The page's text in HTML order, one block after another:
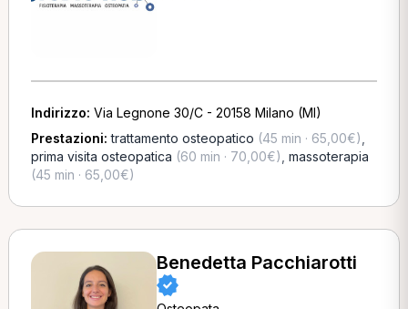
Indirizzo: Via Legnone 30/C - 20158 Milano (MI)
Prestazioni:trattamento osteopatico (45 min · 65,00€)
prima visita osteopatica (60 min · 70,00€) massoterapia
(45 min · 65,00€)
Benedetta Pacchiarotti